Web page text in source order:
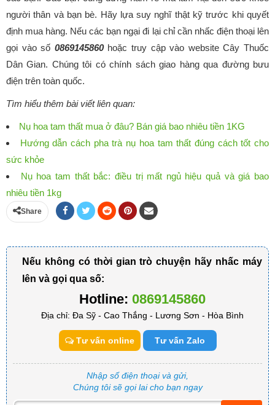
người thân và bạn bè. Hãy lựa suy nghĩ thật kỹ trước khi quyết
định mua hàng. Nếu các bạn ngại đi lại chỉ cần nhấc điện thoại lên
gọi vào số 0869145860hoặc truy cập vào website Cây Thuốc
Dân Gian. Chúng tôi có chính sách giao hàng qua đường bưu
điện trên toàn quốc.
Tìm hiểu thêm bài viết liên quan:
Nụ hoa tam thất mua ở đâu? Bán giá bao nhiêu tiền 1KG
Hướng dẫn cách pha trà nụ hoa tam thất đúng cách tốt cho
sức khỏe
Nụ hoa tam thất bắc: điều trị mất ngủ hiệu quả và giá bao
nhiêu tiền 1kg
Share
Nếu không có thời gian trò chuyện hãy nhấc máy
lên và gọi qua số:
Hotline: 0869145860
Địa chỉ: Đa Sỹ - Cao Thắng - Lương Sơn - Hòa Bình
Tư vấn online Tư vấn Zalo
Nhập số điện thoại và gửi,
Chúng tôi sẽ gọi lai cho bạn ngay